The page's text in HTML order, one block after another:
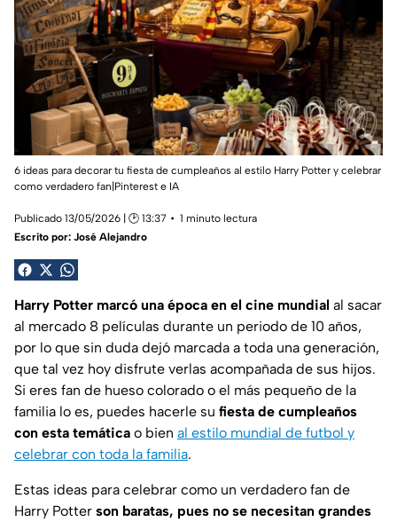
6 ideas para decorar tu fiesta de cumpleaños al estilo Harry Potter y celebrar
como verdadero fan|Pinterest e IA
Publicado 13/05/2026 | 🕑 13:37
1 minuto lectura
Escrito por: José Alejandro
Harry Potter marcó una época en el cine mundial al sacar
al mercado 8 películas durante un periodo de 10 años,
por lo que sin duda dejó marcada a toda una generación,
que tal vez hoy disfrute verlas acompañada de sus hijos.
Si eres fan de hueso colorado o el más pequeño de la
familia lo es, puedes hacerle su fiesta de cumpleaños
con esta temática o bien al estilo mundial de futbol y
celebrar con toda la familia.
Estas ideas para celebrar como un verdadero fan de
Harry Potter son baratas, pues no se necesitan grandes